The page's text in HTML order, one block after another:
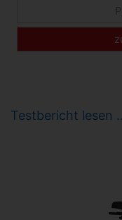
Testbericht lesen